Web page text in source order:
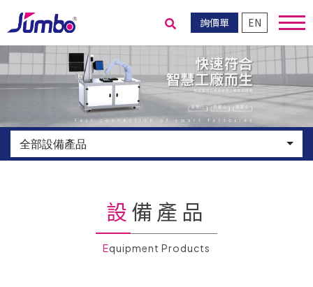
詢價單 EN
送出搜尋
全部設備產品
設備產品
Equipment Products